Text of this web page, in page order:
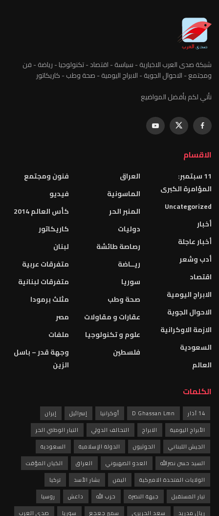
شبكة صدى العرب الاخبارية - سياسة - اقتصاد - تكنولوجيا - رياضة - فن
ومجتمع - الاحوال الجوية - الابراج اليومية - صحة وطب - كاريكاتور
نأتي لكم بأفضل المواضيع
الاقسام
11 سبتمبر:
المؤامرة الكبرى
Uncategorized
أخبار
أخبار عاجلة
أدب وشعر
اقتصاد
الابراج اليومية
الاحوال الجوية
الازمة الاوكرانية
السعودية
العالم
العراق
الماسونية
المنبر الحر
دوليات
رصاصة طائشة
ريــاضة
سوريا
صحة وطب
عقارات و مقاولات
علوم و تكنولوجيا
فلسطين
فنون ومجتمع
فيديو
كأس العالم 2014
كاريكاتور
لبنان
متفرقات عربية
متفرقات لبنانية
مثلث برمودا
مصر
ملفات
وجهة قدر – باسل
الزين
الكلمات
14 آذار D Ghassan Lmn أوكرانيا إسرائيل
إيران
الأبراج اليومية
الابراج التحالف الدولي
التيار الوطني الحر
الجيش اللبناني
الحوثيون الدولة الإسلامية
السعودية
السيد حسن نصرالله
العدو الصهيوني العراق
الكيان المؤقت
الولايات المتحدة الاميركية
اليمن بشار الأسد
تركيا
تيار المستقبل
جبهة النصرة حزب الله داعش
روسيا
ريال مدريد
سعد الحريري سمير جعجع سوريا صدى العرب